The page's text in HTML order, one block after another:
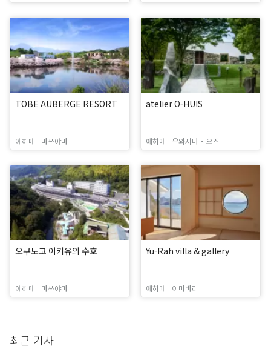
TOBE AUBERGE RESORT
에히메 마쓰야마
atelier O-HUIS
에히메 우와지마・오즈
오쿠도고 이키유의 수호
에히메 마쓰야마
Yu-Rah villa & gallery
에히메 이마바리
최근 기사